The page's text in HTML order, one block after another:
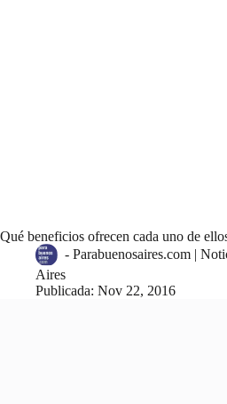
Qué beneficios ofrecen cada uno de
- Parabuenosaires.com |
Aires
Publicada: Nov 22, 2016